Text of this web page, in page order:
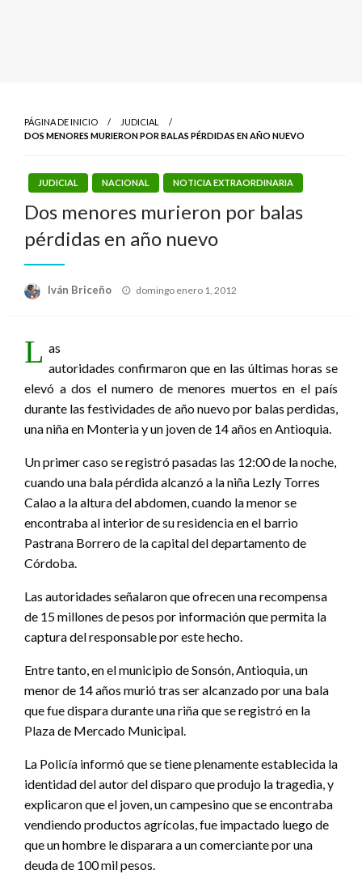
PÁGINA DE INICIO
JUDICIAL
DOS MENORES MURIERON POR BALAS PÉRDIDAS EN AÑO NUEVO
JUDICIAL NACIONAL NOTICIA EXTRAORDINARIA
Dos menores murieron por balas
pérdidas en año nuevo
Iván Briceño
Publicado
domingo enero 1, 2012
L as
autoridades confirmaron que en las últimas horas se
elevó a dos el numero de menores muertos en el país
durante las festividades de año nuevo por balas perdidas,
una niña en Monteria y un joven de 14 años en Antioquia.
Un primer caso se registró pasadas las 12:00 de la noche,
cuando una bala pérdida alcanzó a la niña Lezly Torres
Calao a la altura del abdomen, cuando la menor se
encontraba al interior de su residencia en el barrio
Pastrana Borrero de la capital del departamento de
Córdoba.
Las autoridades señalaron que ofrecen una recompensa
de 15 millones de pesos por información que permita la
captura del responsable por este hecho.
Entre tanto, en el municipio de Sonsón, Antioquia, un
menor de 14 años murió tras ser alcanzado por una bala
que fue dispara durante una riña que se registró en la
Plaza de Mercado Municipal.
La Policía informó que se tiene plenamente establecida la
identidad del autor del disparo que produjo la tragedia, y
explicaron que el joven, un campesino que se encontraba
vendiendo productos agrícolas, fue impactado luego de
que un hombre le disparara a un comerciante por una
deuda de 100 mil pesos.